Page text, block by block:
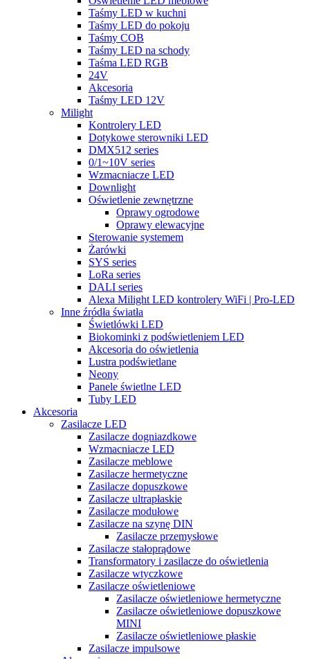
Taśmy LED w kuchni
Taśmy LED do pokoju
Taśmy COB
Taśmy LED na schody
Taśma LED RGB
24V
Akcesoria
Taśmy LED 12V
Milight
Kontrolery LED
Dotykowe sterowniki LED
DMX512 series
0/1~10V series
Wzmacniacze LED
Downlight
Oświetlenie zewnętrzne
Oprawy ogrodowe
Oprawy elewacyjne
Sterowanie systemem
Żarówki
SYS series
LoRa series
DALI series
Alexa Milight LED kontrolery WiFi | Pro-LED
Inne źródła światła
Świetlówki LED
Biokominki z podświetleniem LED
Akcesoria do oświetlenia
Lustra podświetlane
Neony
Panele świetlne LED
Tuby LED
Akcesoria
Zasilacze LED
Zasilacze dogniazdkowe
Wzmacniacze LED
Zasilacze meblowe
Zasilacze hermetyczne
Zasilacze dopuszkowe
Zasilacze ultrapłaskie
Zasilacze modułowe
Zasilacze na szynę DIN
Zasilacze przemysłowe
Zasilacze stałoprądowe
Transformatory i zasilacze do oświetlenia
Zasilacze wtyczkowe
Zasilacze oświetleniowe
Zasilacze oświetleniowe hermetyczne
Zasilacze oświetleniowe dopuszkowe
MINI
Zasilacze oświetleniowe płaskie
Zasilacze impulsowe